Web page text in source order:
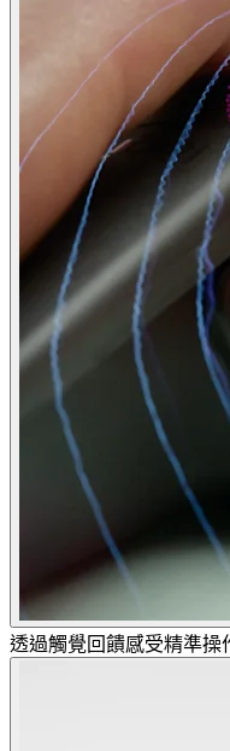
透過觸覺回饋感受精準操